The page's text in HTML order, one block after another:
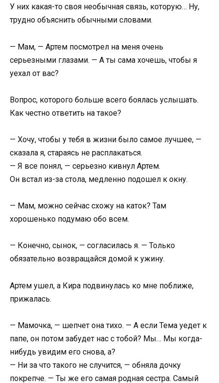
У них какая-то своя необычная связь, которую… Ну,
трудно объяснить обычными словами.
— Мам, — Артем посмотрел на меня очень
серьезными глазами. — А ты сама хочешь, чтобы я
уехал от вас?
Вопрос, которого больше всего боялась услышать.
Как честно ответить на такое?
— Хочу, чтобы у тебя в жизни было самое лучшее, —
сказала я, стараясь не расплакаться.
— Я все понял, — серьезно кивнул Артем.
Он встал из-за стола, медленно подошел к окну.
— Мам, можно сейчас схожу на каток? Там
хорошенько подумаю обо всем.
— Конечно, сынок, — согласилась я. — Только
обязательно возвращайся домой к ужину.
Артем ушел, а Кира подвинулась ко мне поближе,
прижалась.
— Мамочка, — шепчет она тихо. — А если Тема уедет к
папе, он потом забудет нас с тобой? Мы… Мы когда-
нибудь увидим его снова, а?
— Ни за что такого не случится, — обняла дочку
покрепче. — Ты же его самая родная сестра. Самый